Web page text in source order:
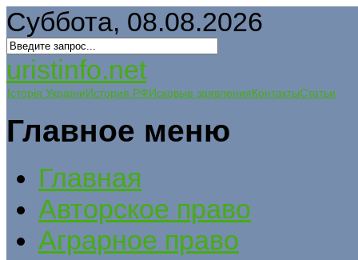
Суббота, 08.08.2026
uristinfo.net
Історія УкраїниИстория РФИсковые заявленияКонтактыСтатьи
Главное меню
Главная
Авторское право
Аграрное право